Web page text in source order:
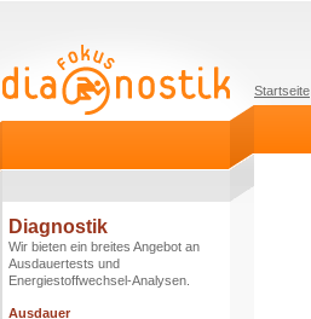
Startseite
Diagnostik
Wir bieten ein breites Angebot an
Ausdauertests und
Energiestoffwechsel-Analysen.
Ausdauer